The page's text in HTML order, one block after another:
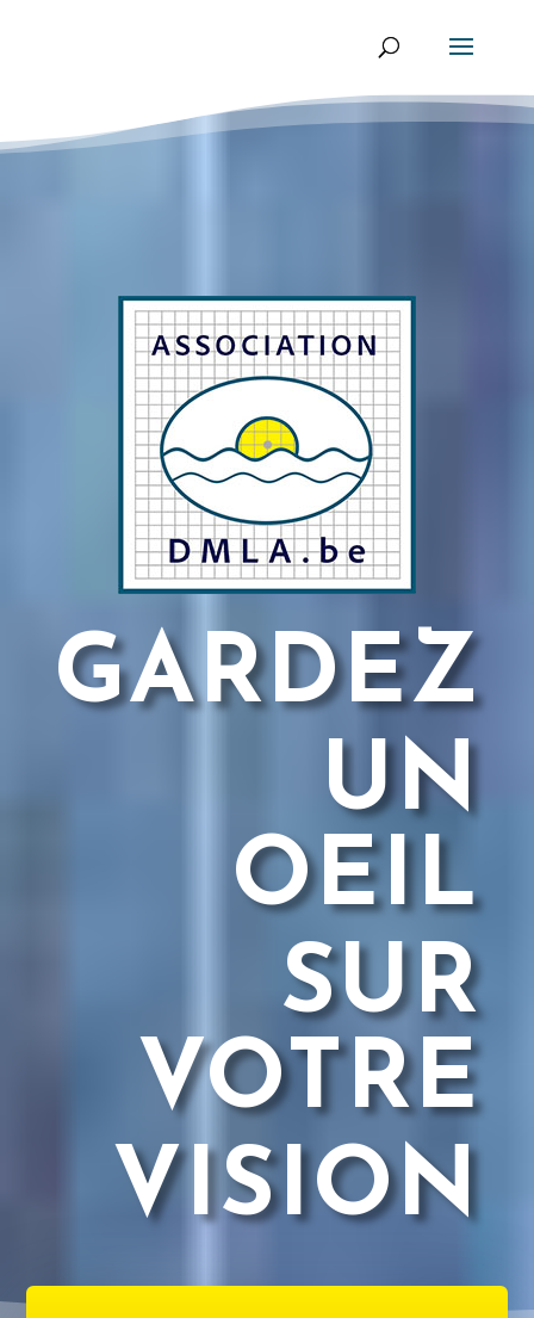
GARDEZ
UN
OEIL
SUR
VOTRE
VISION